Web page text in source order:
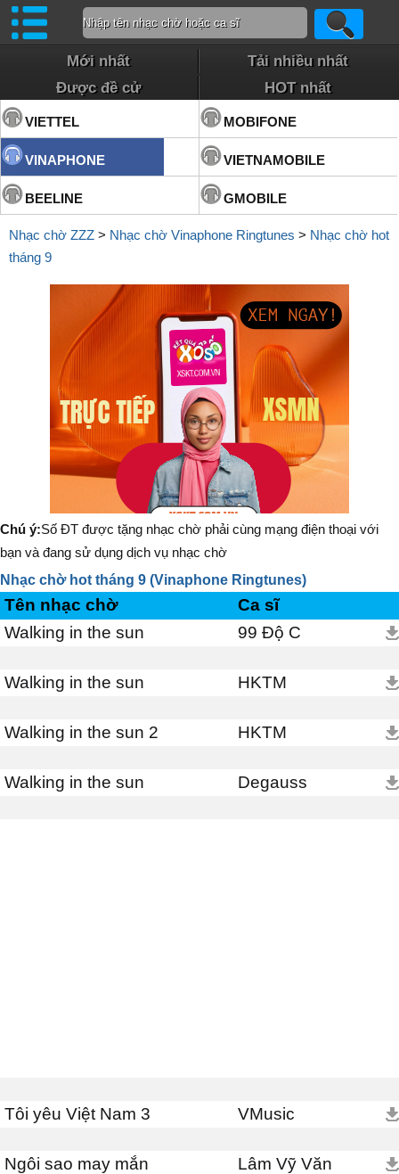
Mới nhất
Tải nhiều nhất
Được đề cử
HOT nhất
VIETTEL MOBIFONE
VINAPHONE VIETNAMOBILE
BEELINE GMOBILE
Nhạc chờ ZZZ > Nhạc chờ Vinaphone Ringtunes > Nhạc chờ hot
tháng 9
Chú ý:Số ĐT được tặng nhạc chờ phải cùng mạng điện thoại với
bạn và đang sử dụng dịch vụ nhạc chờ
Nhạc chờ hot tháng 9 (Vinaphone Ringtunes)
Tên nhạc chờ
Ca sĩ
Walking in the sun
99 Độ C
Walking in the sun HKTM
Walking in the sun 2 HKTM
Walking in the sun Degauss
Tôi yêu Việt Nam 3 VMusic
Ngôi sao may mắn Lâm Vỹ Văn